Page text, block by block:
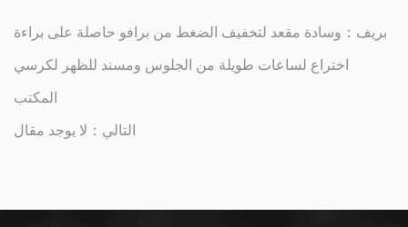
بريف：وسادة مقعد لتخفيف الضغط من برافو حاصلة على براءة
اختراع لساعات طويلة من الجلوس ومسند للظهر لكرسي
المكتب
التالي：لا يوجد مقال